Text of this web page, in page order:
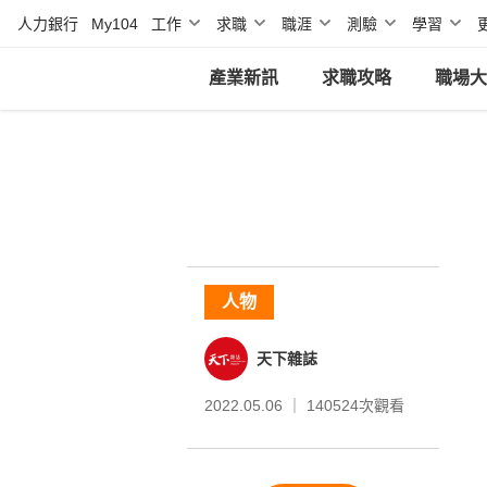
人力銀行 My104 工作 求職 職涯 測驗 學習
產業新訊 求職攻略 職場
人物
天下雜誌
2022.05.06 ｜ 140524次觀看